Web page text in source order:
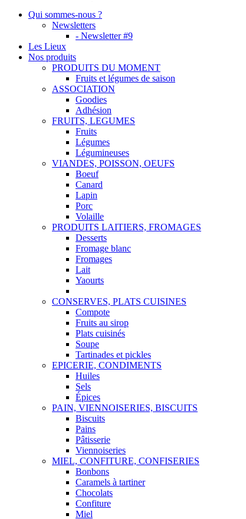
Qui sommes-nous ?
Newsletters
- Newsletter #9
Les Lieux
Nos produits
PRODUITS DU MOMENT
Fruits et légumes de saison
ASSOCIATION
Goodies
Adhésion
FRUITS, LEGUMES
Fruits
Légumes
Légumineuses
VIANDES, POISSON, OEUFS
Boeuf
Canard
Lapin
Porc
Volaille
PRODUITS LAITIERS, FROMAGES
Desserts
Fromage blanc
Fromages
Lait
Yaourts
CONSERVES, PLATS CUISINES
Compote
Fruits au sirop
Plats cuisinés
Soupe
Tartinades et pickles
EPICERIE, CONDIMENTS
Huiles
Sels
Épices
PAIN, VIENNOISERIES, BISCUITS
Biscuits
Pains
Pâtisserie
Viennoiseries
MIEL, CONFITURE, CONFISERIES
Bonbons
Caramels à tartiner
Chocolats
Confiture
Miel